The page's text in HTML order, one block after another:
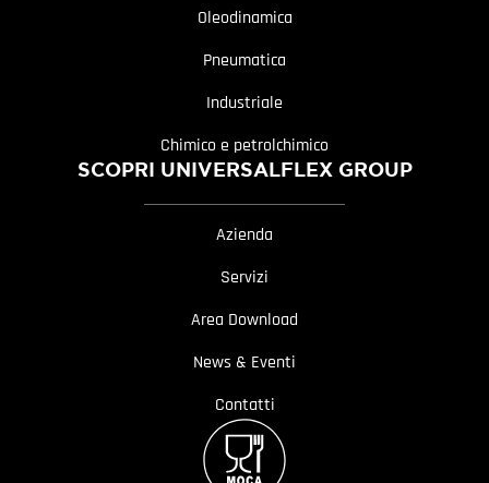
Oleodinamica
Pneumatica
Industriale
Chimico e petrolchimico
SCOPRI UNIVERSALFLEX GROUP
Azienda
Servizi
Area Download
News & Eventi
Contatti